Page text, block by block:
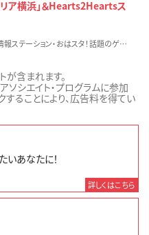
リア横浜」＆Hearts2Heartsス
ＯＨＡ！小学生必見！ワクワクが詰まってる情報ステーション・おはスタ！話題のゲームやホビー、アニメ、映画など…見逃せない最新情報をお届け！！
が含まれます。
シエイト・プログラムに参加
ることにより、広告料を得てい
いあなたに！
詳しくはこちら